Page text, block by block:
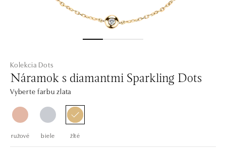
Kolekcia Dots
Náramok s diamantmi Sparkling Dots
Vyberte farbu zlata
ružové biele žlté